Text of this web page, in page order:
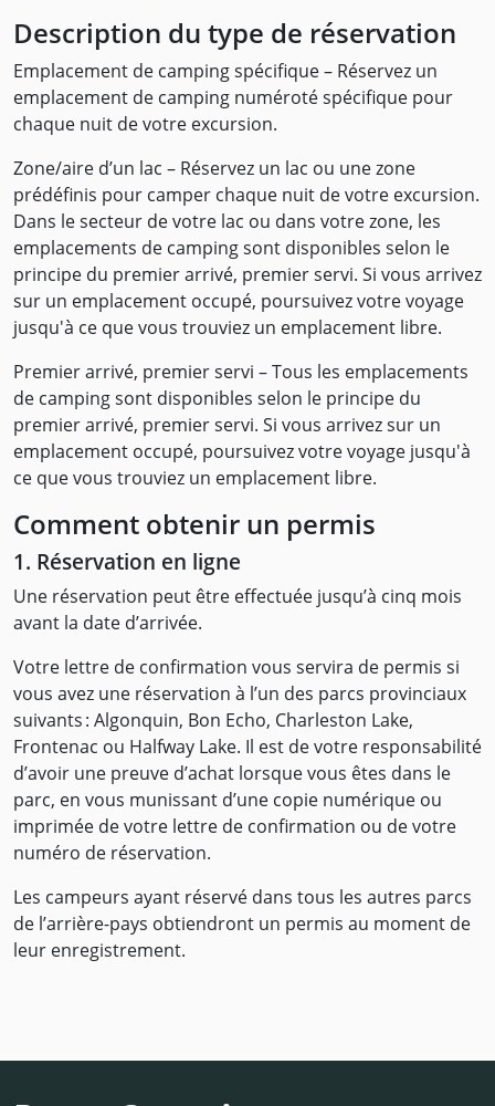
Description du type de réservation
Emplacement de camping spécifique – Réservez un
emplacement de camping numéroté spécifique pour
chaque nuit de votre excursion.
Zone/aire d’un lac – Réservez un lac ou une zone
prédéfinis pour camper chaque nuit de votre excursion.
Dans le secteur de votre lac ou dans votre zone, les
emplacements de camping sont disponibles selon le
principe du premier arrivé, premier servi. Si vous arrivez
sur un emplacement occupé, poursuivez votre voyage
jusqu'à ce que vous trouviez un emplacement libre.
Premier arrivé, premier servi – Tous les emplacements
de camping sont disponibles selon le principe du
premier arrivé, premier servi. Si vous arrivez sur un
emplacement occupé, poursuivez votre voyage jusqu'à
ce que vous trouviez un emplacement libre.
Comment obtenir un permis
1. Réservation en ligne
Une réservation peut être effectuée jusqu’à cinq mois
avant la date d’arrivée.
Votre lettre de confirmation vous servira de permis si
vous avez une réservation à l’un des parcs provinciaux
suivants : Algonquin, Bon Echo, Charleston Lake,
Frontenac ou Halfway Lake. Il est de votre responsabilité
d’avoir une preuve d’achat lorsque vous êtes dans le
parc, en vous munissant d’une copie numérique ou
imprimée de votre lettre de confirmation ou de votre
numéro de réservation.
Les campeurs ayant réservé dans tous les autres parcs
de l’arrière-pays obtiendront un permis au moment de
leur enregistrement.